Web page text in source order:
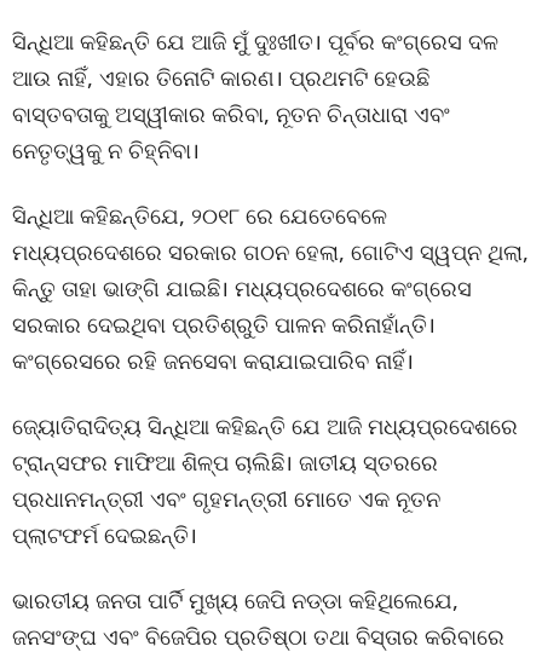
ସିନ୍ଧିଆ କହିଛନ୍ତି ଯେ ଆଜି ମୁଁ ଦୁଃଖୀତ। ପୂର୍ବର କଂଗ୍ରେସ ଦଳ
ଆଉ ନାହିଁ, ଏହାର ତିନୋଟି କାରଣ। ପ୍ରଥମଟି ହେଉଛି
ବାସ୍ତବତାକୁ ଅସ୍ୱୀକାର କରିବା, ନୂତନ ଚିନ୍ତାଧାରା ଏବଂ
ନେତୃତ୍ୱକୁ ନ ଚିହ୍ନିବା।
ସିନ୍ଧିଆ କହିଛନ୍ତିଯେ, ୨୦୧୮ ରେ ଯେତେବେଳେ
ମଧ୍ୟପ୍ରଦେଶରେ ସରକାର ଗଠନ ହେଲା, ଗୋଟିଏ ସ୍ୱପ୍ନ ଥିଲା,
କିନ୍ତୁ ତାହା ଭାଙ୍ଗି ଯାଇଛି। ମଧ୍ୟପ୍ରଦେଶରେ କଂଗ୍ରେସ
ସରକାର ଦେଇଥିବା ପ୍ରତିଶ୍ରୁତି ପାଳନ କରିନାହାଁନ୍ତି।
କଂଗ୍ରେସରେ ରହି ଜନସେବା କରାଯାଇପାରିବ ନାହିଁ।
ଜ୍ୟୋତିରାଦିତ୍ୟ ସିନ୍ଧିଆ କହିଛନ୍ତି ଯେ ଆଜି ମଧ୍ୟପ୍ରଦେଶରେ
ଟ୍ରାନ୍ସଫର ମାଫିଆ ଶିଳ୍ପ ଚାଲିଛି। ଜାତୀୟ ସ୍ତରରେ
ପ୍ରଧାନମନ୍ତ୍ରୀ ଏବଂ ଗୃହମନ୍ତ୍ରୀ ମୋତେ ଏକ ନୂତନ
ପ୍ଲାଟଫର୍ମ ଦେଇଛନ୍ତି।
ଭାରତୀୟ ଜନତା ପାର୍ଟି ମୁଖ୍ୟ ଜେପି ନଡ୍ଡା କହିଥିଲେଯେ,
ଜନସଂଙ୍ଘ ଏବଂ ବିଜେପିର ପ୍ରତିଷ୍ଠା ତଥା ବିସ୍ତାର କରିବାରେ